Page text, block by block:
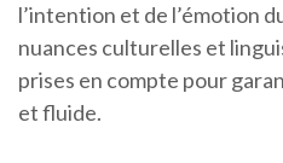
l’intention et de l’émotion
nuances culturelles et
prises en compte pour
et fluide.